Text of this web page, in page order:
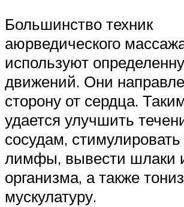
Большинство техник
аюрведического
используют
движений. Они
сторону от сердца.
удается улучшить
сосудам, стимулировать
лимфы, вывести шлаки
организма, а также
мускулатуру.